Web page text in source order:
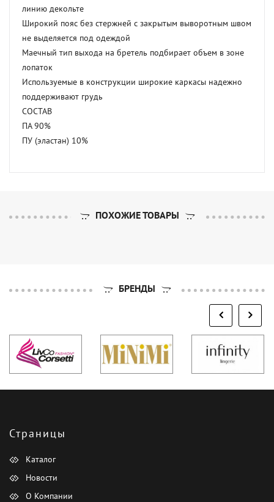
линию декольте
Широкий пояс без стержней с закрытым выворотным швом
не выделяется под одеждой
Маечный тип выхода на бретель подбирает объем в зоне
лопаток
Используемые в конструкции широкие каркасы надежно
поддерживают грудь
СОСТАВ
ПА 90%
ПУ (эластан) 10%
ПОХОЖИЕ ТОВАРЫ
БРЕНДЫ
Страницы
Каталог
Новости
О Компании